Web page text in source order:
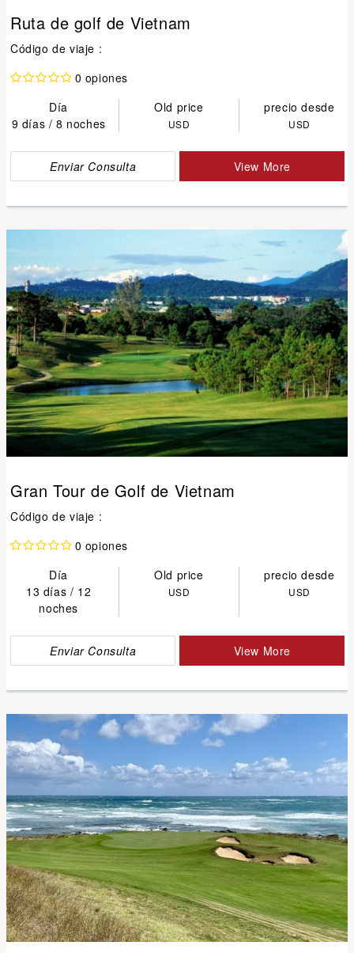
Ruta de golf de Vietnam
Código de viaje :
0 opiones
Día
Old price
precio desde
9 días / 8 noches
USD USD
Enviar Consulta View More
Gran Tour de Golf de Vietnam
Código de viaje :
0 opiones
Día
Old price
precio desde
13 días / 12
noches
USD USD
Enviar Consulta View More